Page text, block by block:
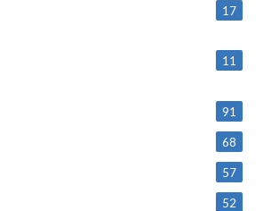
17
11
91
68
57
52